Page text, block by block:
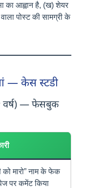
का आह्वान है, (ख) शेयर
पोस्ट की सामग्री के
— केस स्टडी
वर्ष) — फेसबुक
को मारो” नाम के फेक
पर कमेंट किया